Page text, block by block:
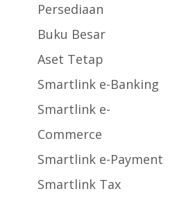
Persediaan
Buku Besar
Aset Tetap
Smartlink e-Banking
Smartlink e-
Commerce
Smartlink e-Payment
Smartlink Tax